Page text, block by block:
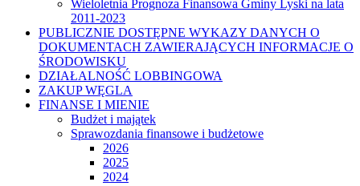
Wieloletnia Prognoza Finansowa Gminy Lyski na lata
2011-2023
PUBLICZNIE DOSTĘPNE WYKAZY DANYCH O
DOKUMENTACH ZAWIERAJĄCYCH INFORMACJE O
ŚRODOWISKU
DZIAŁALNOŚĆ LOBBINGOWA
ZAKUP WĘGLA
FINANSE I MIENIE
Budżet i majątek
Sprawozdania finansowe i budżetowe
2026
2025
2024